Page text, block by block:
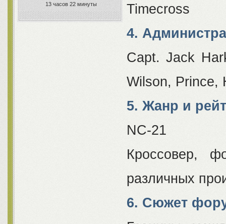
13 часов 22 минуты
Timecross
4.
Capt. Jack
Wilson, Prince,
5. Жанр и
NC-21
Кроссовер,
различных
6. Сюжет